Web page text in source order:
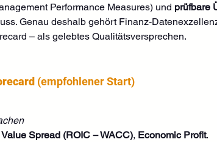
Performance Measures) und prüfbare
Genau deshalb gehört
– als gelebtes Qualitätsversprechen.
(empfohlener Start)
Value Spread (ROIC − WACC), Economic Profit.